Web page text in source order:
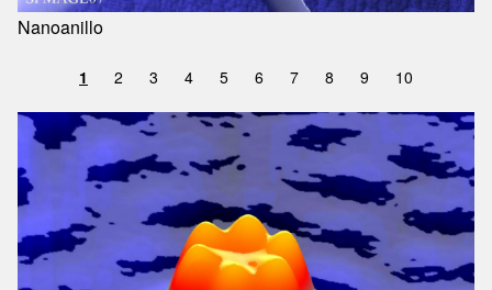
Nanoanillo
1 2 3 4 5 6 7 8 9 10
Image